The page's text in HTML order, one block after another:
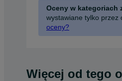
Oceny w kategoriach
wystawiane tylko przez
oceny?
Więcej od tego